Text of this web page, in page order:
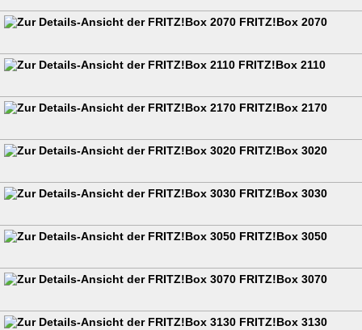
FRITZ!Box 2070
FRITZ!Box 2110
FRITZ!Box 2170
FRITZ!Box 3020
FRITZ!Box 3030
FRITZ!Box 3050
FRITZ!Box 3070
FRITZ!Box 3130